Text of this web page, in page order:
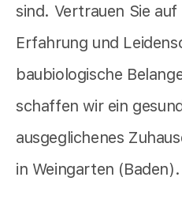
sind. Vertrauen Sie
Erfahrung und
baubiologische
schaffen wir ein
ausgeglichenes
in Weingarten (Baden).